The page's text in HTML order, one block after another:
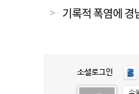
기록적 폭염에 경